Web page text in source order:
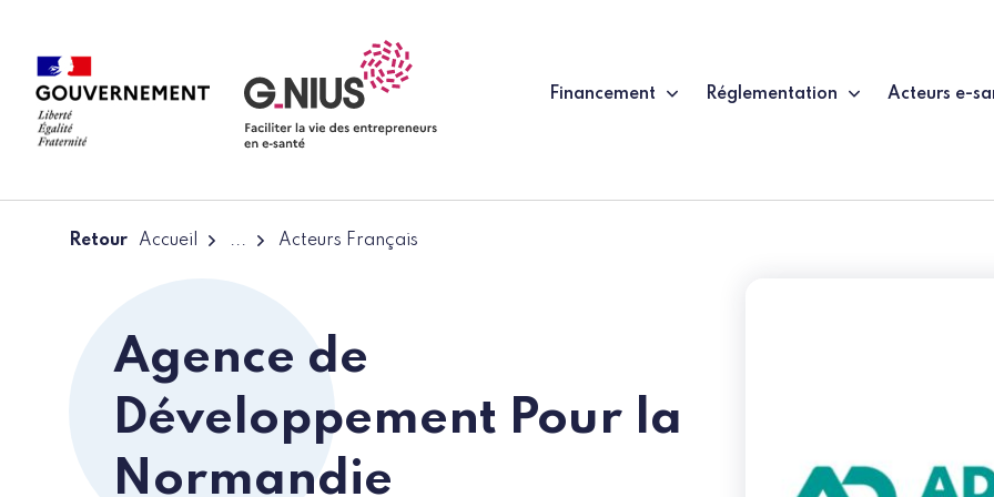
Financement Réglementation Acteurs e-
Retour Accueil ... Acteurs Français
Agence de
Développement Pour la
Normandie